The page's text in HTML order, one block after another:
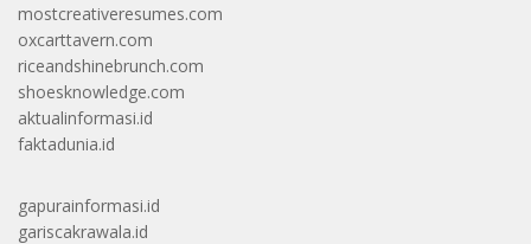
mostcreativeresumes.com
oxcarttavern.com
riceandshinebrunch.com
shoesknowledge.com
aktualinformasi.id
faktadunia.id
gapurainformasi.id
gariscakrawala.id